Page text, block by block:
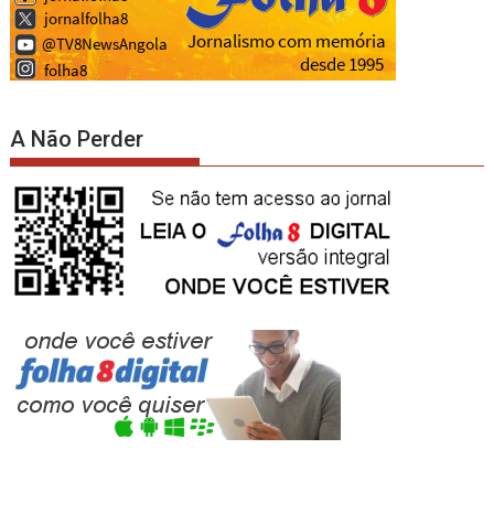
A Não Perder